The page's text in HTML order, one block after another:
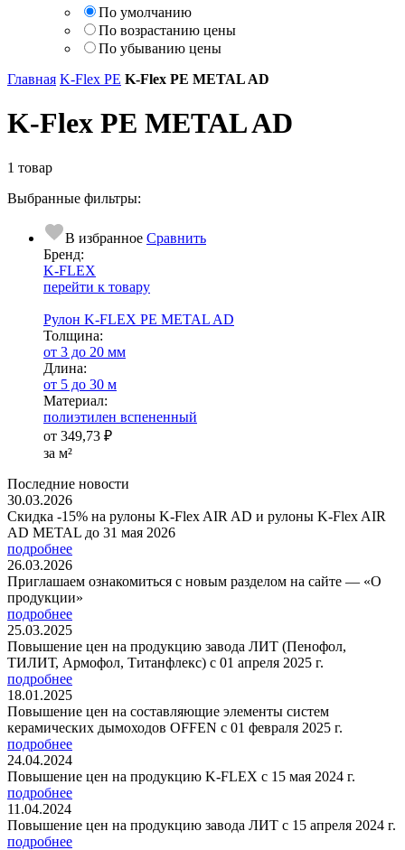
По умолчанию
По возрастанию цены
По убыванию цены
Главная K-Flex PE K-Flex PE METAL AD
K-Flex PE METAL AD
1 товар
Выбранные фильтры:
В избранное Сравнить
Бренд:
K-FLEX
перейти к товару
Рулон K-FLEX PE METAL AD
Тол­щи­на:
от 3 до 20 мм
Длина:
от 5 до 30 м
Ма­­те­­ри­­ал:
полиэтилен вспененный
от 349,73 ₽
за м²
Последние новости
30.03.2026
Скидка -15% на рулоны K-Flex AIR AD и рулоны K-Flex AIR
AD METAL до 31 мая 2026
подробнее
26.03.2026
Приглашаем ознакомиться с новым разделом на сайте — «О
продукции»
подробнее
25.03.2025
Повышение цен на продукцию завода ЛИТ (Пенофол,
ТИЛИТ, Армофол, Титанфлекс) с 01 апреля 2025 г.
подробнее
18.01.2025
Повышение цен на составляющие элементы систем
керамических дымоходов OFFEN с 01 февраля 2025 г.
подробнее
24.04.2024
Повышение цен на продукцию K-FLEX с 15 мая 2024 г.
подробнее
11.04.2024
Повышение цен на продукцию завода ЛИТ с 15 апреля 2024 г.
подробнее